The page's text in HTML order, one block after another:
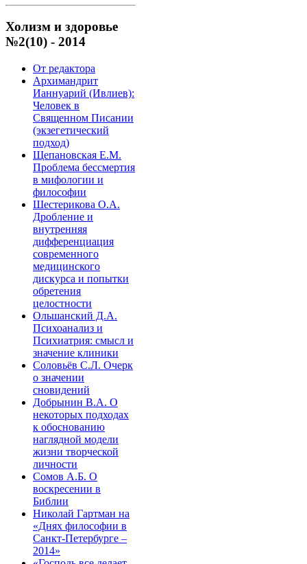
Холизм и здоровье
№2(10) - 2014
От редактора
Архимандрит
Ианнуарий (Ивлиев):
Человек в
Священном Писании
(экзегетический
подход)
Щепановская Е.М.
Проблема бессмертия
в мифологии и
философии
Шестерикова О.А.
Дробление и
внутренняя
дифференциация
современного
медицинского
дискурса и попытки
обретения
целостности
Ольшанский Д.А.
Психоанализ и
Психиатрия: смысл и
значение клиники
Соловьёв С.Л. Очерк
о значении
сновидений
Добрынин В.А. О
некоторых подходах
к обоснованию
наглядной модели
жизни творческой
личности
Сомов А.Б. О
воскресении в
Библии
Николай Гартман на
«Днях философии в
Санкт-Петербурге –
2014»